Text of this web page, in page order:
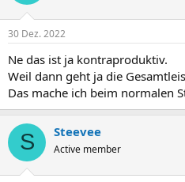
30 Dez. 2022
Ne das ist ja kontraproduktiv.
Weil dann geht ja die
Das mache ich beim normalen
S Steevee
Active member